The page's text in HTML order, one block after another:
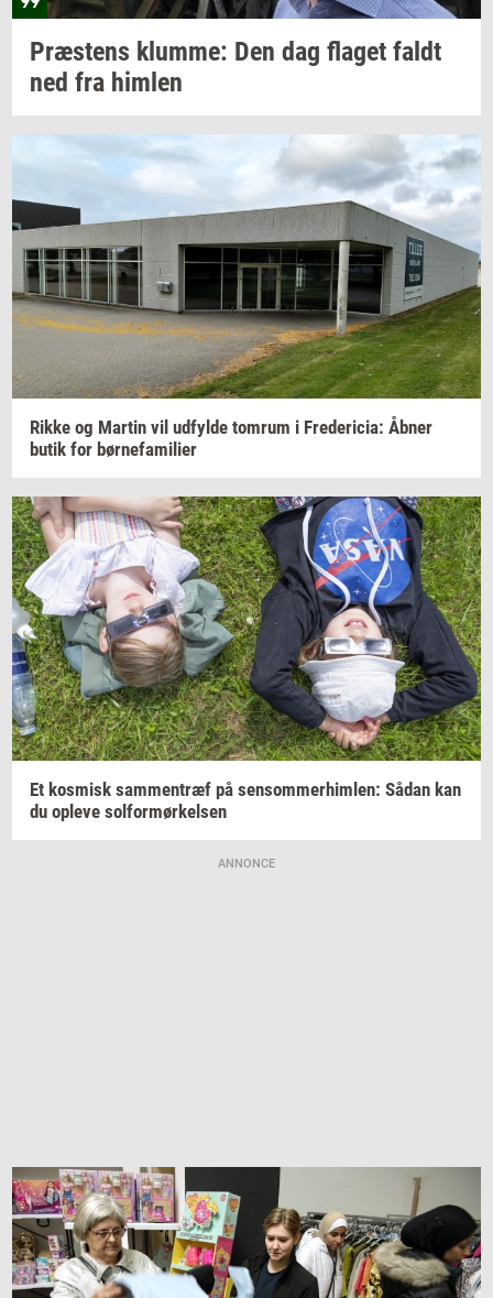
Præ­stens klum­me: Den dag fla­get faldt
ned fra him­len
Rikke og Mar­tin vil ud­fyl­de tom­rum i Fre­de­ri­cia: Åbner
butik for bør­ne­fa­mi­li­er
Et kos­misk sam­men­træf på sen­som­mer­him­len: Sådan kan
du op­le­ve sol­for­mør­kel­sen
ANNONCE